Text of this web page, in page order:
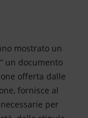
mostrato un
un documento
offerta dalle
fornisce al
per